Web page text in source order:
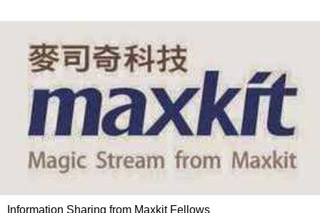
Information Sharing from Maxkit Fellows